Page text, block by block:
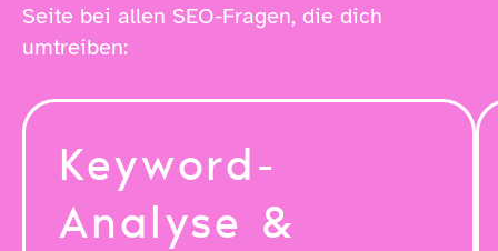
Seite bei allen SEO-Fragen, die dich
umtreiben:
Keyword-
Analyse &